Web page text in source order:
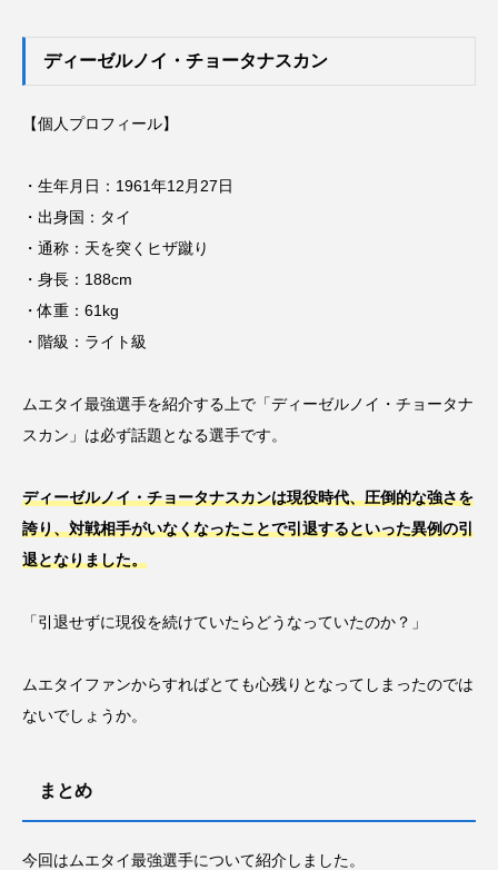
ディーゼルノイ・チョータナスカン
【個人プロフィール】
・生年月日：1961年12月27日
・出身国：タイ
・通称：天を突くヒザ蹴り
・身長：188cm
・体重：61kg
・階級：ライト級
ムエタイ最強選手を紹介する上で「ディーゼルノイ・チョータナ
スカン」は必ず話題となる選手です。
ディーゼルノイ・チョータナスカンは現役時代、圧倒的な強さを
誇り、対戦相手がいなくなったことで引退するといった異例の引
退となりました。
「引退せずに現役を続けていたらどうなっていたのか？」
ムエタイファンからすればとても心残りとなってしまったのでは
ないでしょうか。
まとめ
今回はムエタイ最強選手について紹介しました。